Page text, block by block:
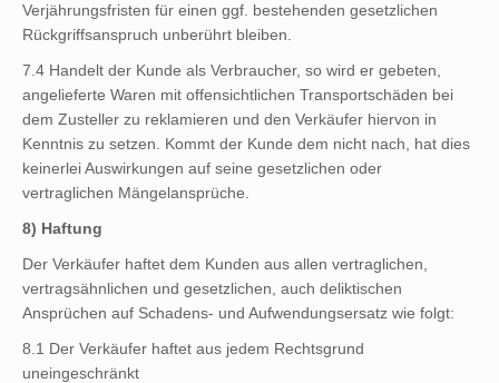
Verjährungsfristen für einen ggf. bestehenden gesetzlichen
Rückgriffsanspruch unberührt bleiben.
7.4 Handelt der Kunde als Verbraucher, so wird er gebeten,
angelieferte Waren mit offensichtlichen Transportschäden bei
dem Zusteller zu reklamieren und den Verkäufer hiervon in
Kenntnis zu setzen. Kommt der Kunde dem nicht nach, hat dies
keinerlei Auswirkungen auf seine gesetzlichen oder
vertraglichen Mängelansprüche.
8) Haftung
Der Verkäufer haftet dem Kunden aus allen vertraglichen,
vertragsähnlichen und gesetzlichen, auch deliktischen
Ansprüchen auf Schadens- und Aufwendungsersatz wie folgt:
8.1 Der Verkäufer haftet aus jedem Rechtsgrund
uneingeschränkt